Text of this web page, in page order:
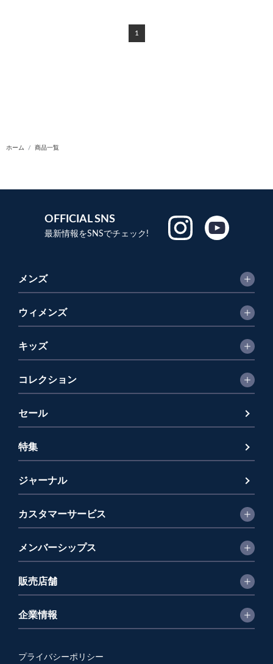
1
ホーム 商品一覧
OFFICIAL SNS
最新情報をSNSでチェック!
メンズ
ウィメンズ
キッズ
コレクション
セール
特集
ジャーナル
カスタマーサービス
メンバーシップス
販売店舗
企業情報
プライバシーポリシー